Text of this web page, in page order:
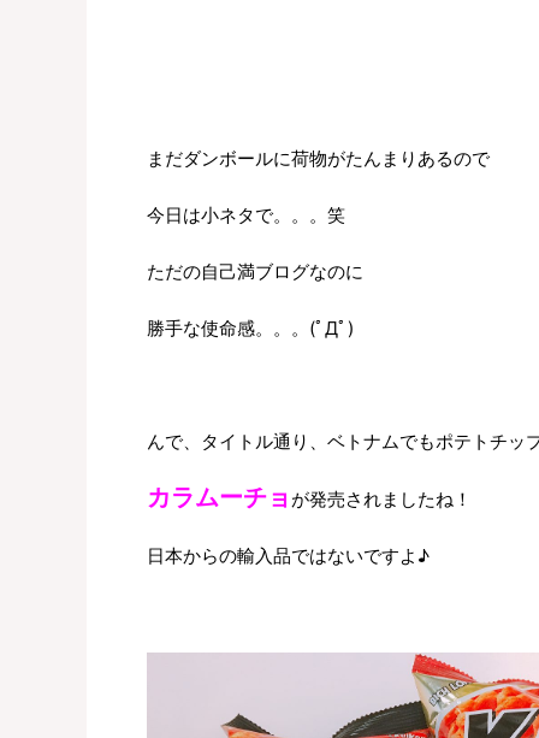
まだダンボールに荷物がたんまりあるので
今日は小ネタで。。。笑
ただの自己満ブログなのに
勝手な使命感。。。(ﾟДﾟ)
んで、タイトル通り、ベトナムでもポテトチッ
カラムーチョ が発売されましたね！
日本からの輸入品ではないですよ♪